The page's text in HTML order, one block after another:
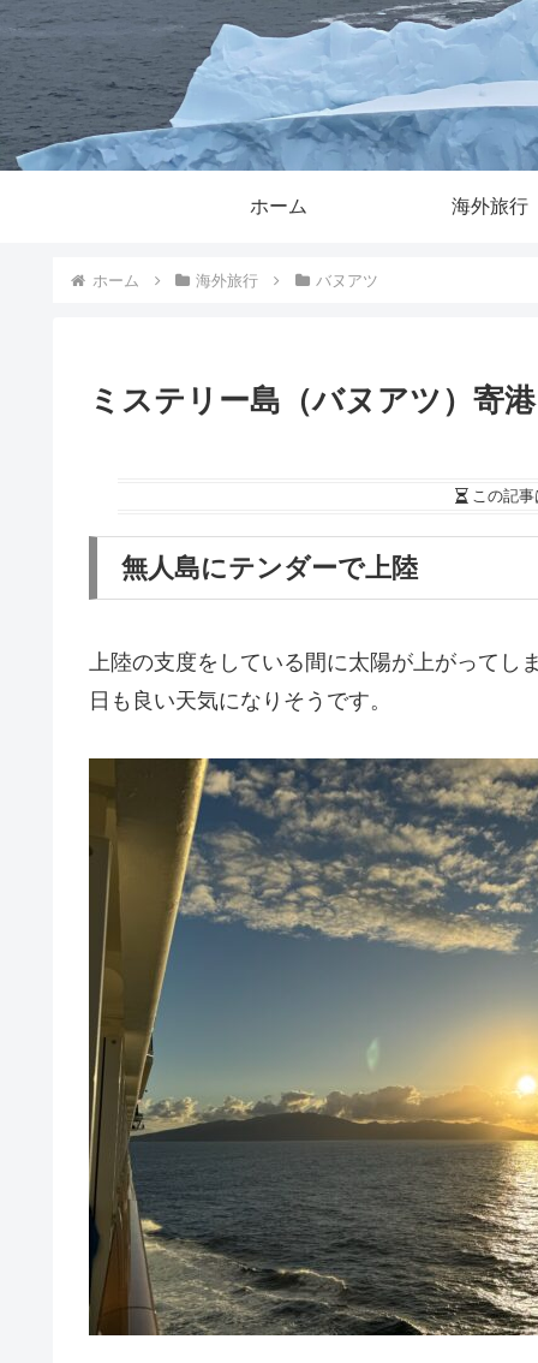
ホーム 海外旅行
ホーム 海外旅行 バヌアツ
ミステリー島（バヌアツ）寄
この記事
無人島にテンダーで上陸
上陸の支度をしている間に太陽が上がってし
日も良い天気になりそうです。